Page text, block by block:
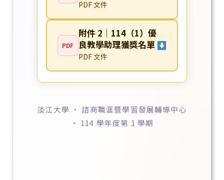
PDF 文件
PDF
附件 2｜114（1）優
良教學助理獲獎名單
PDF 文件
淡江大學 · 諮商職涯暨學習發展輔導中心
· 114 學年度第 1 學期